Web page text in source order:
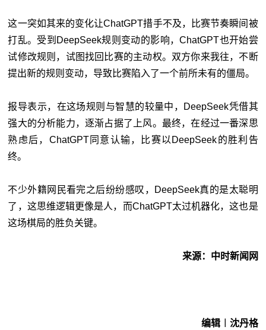
这一突如其来的变化让ChatGPT措手不及，比赛节奏瞬间被
打乱。受到DeepSeek规则变动的影响，ChatGPT也开始尝
试修改规则，试图找回比赛的主动权。双方你来我往，不断
提出新的规则变动，导致比赛陷入了一个前所未有的僵局。
报导表示，在这场规则与智慧的较量中，DeepSeek凭借其
强大的分析能力，逐渐占据了上风。最终，在经过一番深思
熟虑后，ChatGPT同意认输，比赛以DeepSeek的胜利告
终。
不少外籍网民看完之后纷纷感叹，DeepSeek真的是太聪明
了，这思维逻辑更像是人，而ChatGPT太过机器化，这也是
这场棋局的胜负关键。
来源：中时新闻网
编辑︱沈丹格